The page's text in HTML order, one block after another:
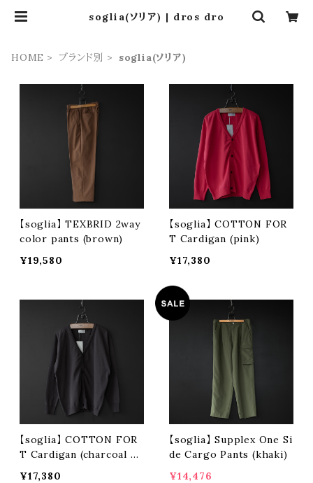
soglia(ソリア) | dros dro
HOME ブランド別 soglia(ソリア)
【soglia】 TEXBRID 2way
color pants (brown)
¥19,580
【soglia】 COTTON FOR
T Cardigan (pink)
¥17,380
【soglia】 COTTON FOR
T Cardigan (charcoal gr
¥17,380
【soglia】 Supplex One Si
de Cargo Pants (khaki)
¥14,476